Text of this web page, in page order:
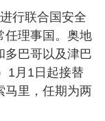
行联合国安全
任理事国。奥地
多巴哥以及津巴
1月1日起接替
马里，任期为两